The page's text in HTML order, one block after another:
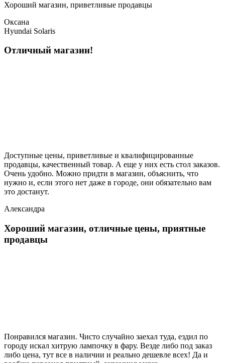
Хороший магазин, приветливые продавцы
Оксана
Hyundai Solaris
Отличный магазин!
Доступные цены, приветливые и квалифицированные
продавцы, качественный товар. А еще у них есть стол заказов.
Очень удобно. Можно придти в магазин, объяснить, что
нужно и, если этого нет даже в городе, они обязательно вам
это достанут.
Александра
Хороший магазин, отличные цены, приятные
продавцы
Понравился магазин. Чисто случайно заехал туда, ездил по
городу искал хитрую лампочку в фару. Везде либо под заказ
либо цена, тут все в наличии и реально дешевле всех! Да и